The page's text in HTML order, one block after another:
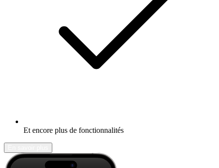
Et encore plus de fonctionnalités